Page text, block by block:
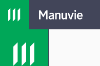
Passer à la navigation principale
Passer au contenu principal
Passer au pied de page
MENU